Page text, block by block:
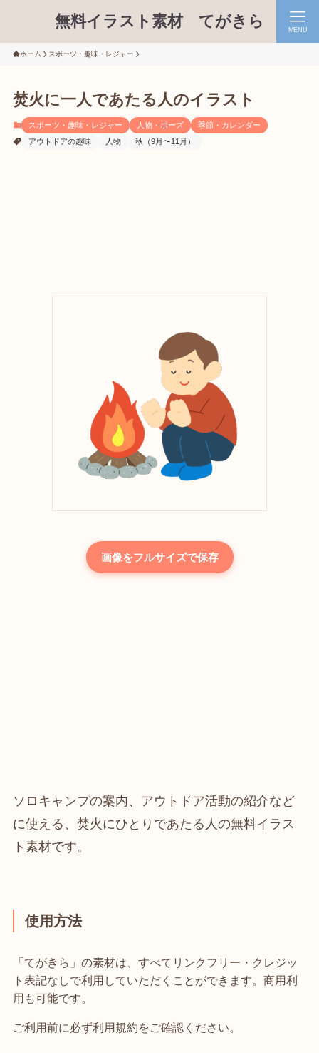
無料イラスト素材 てがきら MENU
ホーム スポーツ・趣味・レジャー
焚火に一人であたる人のイラスト
スポーツ・趣味・レジャー 人物・ポーズ
季節・カレンダー
アウトドアの趣味
人物 秋（9月〜11月）
画像をフルサイズで保存
ソロキャンプの案内、アウトドア活動の紹介など
に使える、焚火にひとりであたる人の無料イラス
ト素材です。
使用方法
「てがきら」の素材は、すべてリンクフリー・クレジッ
ト表記なしで利用していただくことができます。商用利
用も可能です。
ご利用前に必ず利用規約をご確認ください。